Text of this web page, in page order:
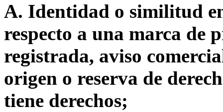
A. Identidad o similitud
respecto a una marca de
registrada, aviso
origen o reserva de
tiene derechos;